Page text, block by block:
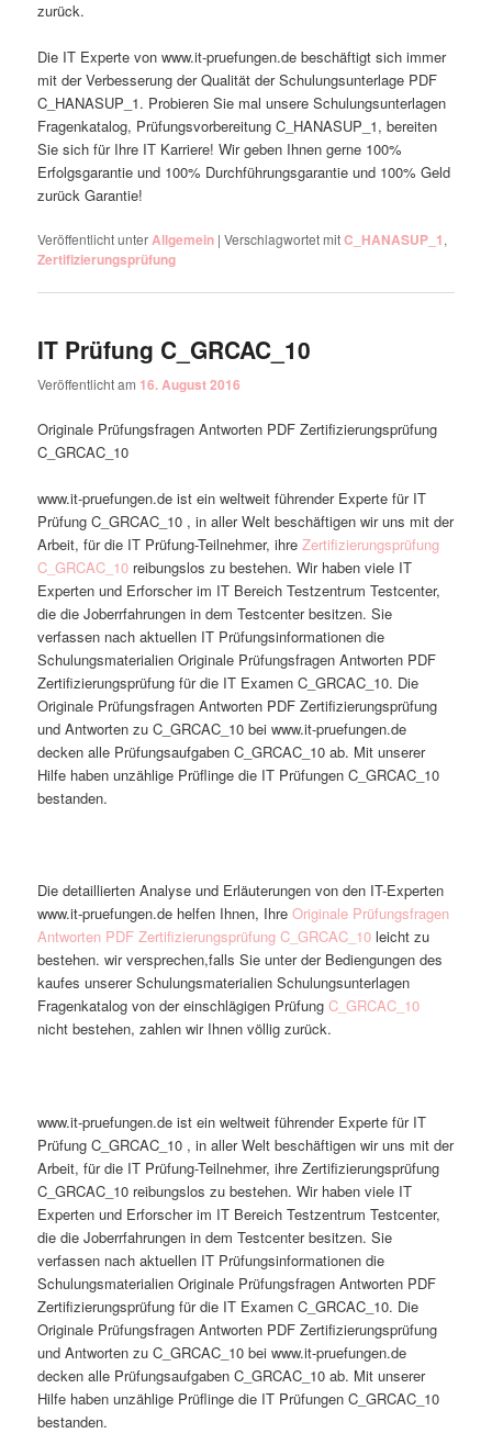
zurück.
Die IT Experte von www.it-pruefungen.de beschäftigt sich immer
mit der Verbesserung der Qualität der Schulungsunterlage PDF
C_HANASUP_1. Probieren Sie mal unsere Schulungsunterlagen
Fragenkatalog, Prüfungsvorbereitung C_HANASUP_1, bereiten
Sie sich für Ihre IT Karriere! Wir geben Ihnen gerne 100%
Erfolgsgarantie und 100% Durchführungsgarantie und 100% Geld
zurück Garantie!
Veröffentlicht unterAllgemein |Verschlagwortet mitC_HANASUP_1,
Zertifizierungsprüfung
IT Prüfung C_GRCAC_10
Veröffentlicht am 16. August 2016
Originale Prüfungsfragen Antworten PDF Zertifizierungsprüfung
C_GRCAC_10
www.it-pruefungen.de ist ein weltweit führender Experte für IT
Prüfung C_GRCAC_10 , in aller Welt beschäftigen wir uns mit der
Arbeit, für die IT Prüfung-Teilnehmer, ihreZertifizierungsprüfung
C_GRCAC_10 reibungslos zu bestehen. Wir haben viele IT
Experten und Erforscher im IT Bereich Testzentrum Testcenter,
die die Joberrfahrungen in dem Testcenter besitzen. Sie
verfassen nach aktuellen IT Prüfungsinformationen die
Schulungsmaterialien Originale Prüfungsfragen Antworten PDF
Zertifizierungsprüfung für die IT Examen C_GRCAC_10. Die
Originale Prüfungsfragen Antworten PDF Zertifizierungsprüfung
und Antworten zu C_GRCAC_10 bei www.it-pruefungen.de
decken alle Prüfungsaufgaben C_GRCAC_10 ab. Mit unserer
Hilfe haben unzählige Prüflinge die IT Prüfungen C_GRCAC_10
bestanden.
Die detaillierten Analyse und Erläuterungen von den IT-Experten
www.it-pruefungen.de helfen Ihnen, IhreOriginale Prüfungsfragen
Antworten PDF Zertifizierungsprüfung C_GRCAC_10 leicht zu
bestehen. wir versprechen,falls Sie unter der Bediengungen des
kaufes unserer Schulungsmaterialien Schulungsunterlagen
Fragenkatalog von der einschlägigen PrüfungC_GRCAC_10
nicht bestehen, zahlen wir Ihnen völlig zurück.
www.it-pruefungen.de ist ein weltweit führender Experte für IT
Prüfung C_GRCAC_10 , in aller Welt beschäftigen wir uns mit der
Arbeit, für die IT Prüfung-Teilnehmer, ihre Zertifizierungsprüfung
C_GRCAC_10 reibungslos zu bestehen. Wir haben viele IT
Experten und Erforscher im IT Bereich Testzentrum Testcenter,
die die Joberrfahrungen in dem Testcenter besitzen. Sie
verfassen nach aktuellen IT Prüfungsinformationen die
Schulungsmaterialien Originale Prüfungsfragen Antworten PDF
Zertifizierungsprüfung für die IT Examen C_GRCAC_10. Die
Originale Prüfungsfragen Antworten PDF Zertifizierungsprüfung
und Antworten zu C_GRCAC_10 bei www.it-pruefungen.de
decken alle Prüfungsaufgaben C_GRCAC_10 ab. Mit unserer
Hilfe haben unzählige Prüflinge die IT Prüfungen C_GRCAC_10
bestanden.